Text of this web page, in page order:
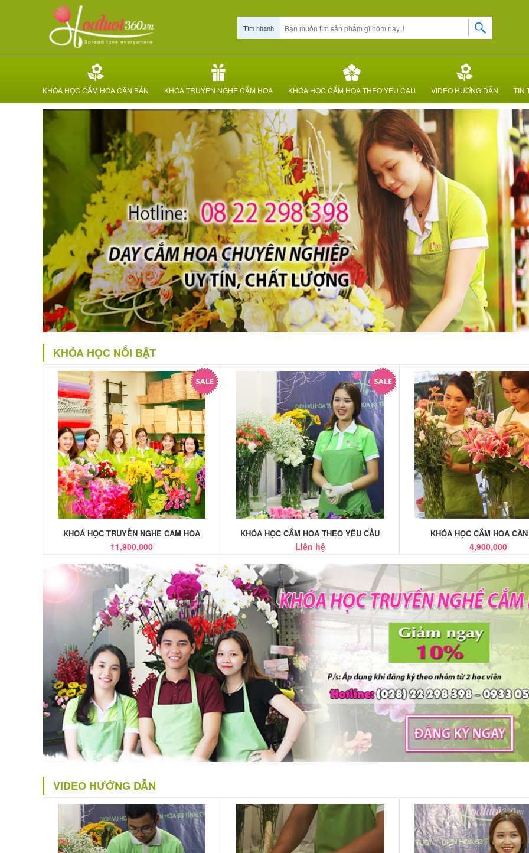
Tìm nhanh
KHÓA HỌC CẮM HOA CĂN BẢN KHÓA TRUYỀN NGHỀ CẮM HOA KHÓA HỌC CẮM HOA THEO YÊU CẦU VIDEO HƯỚNG DẪN TIN
KHÓA HỌC NỔI BẬT
KHOÁ HỌC TRUYỀN NGHE CAM HOA
11,900,000
KHÓA HỌC CẮM HOA THEO YÊU CẦU
Liên hệ
KHÓA HỌC CẮM HOA
4,900,000
VIDEO HƯỚNG DẪN